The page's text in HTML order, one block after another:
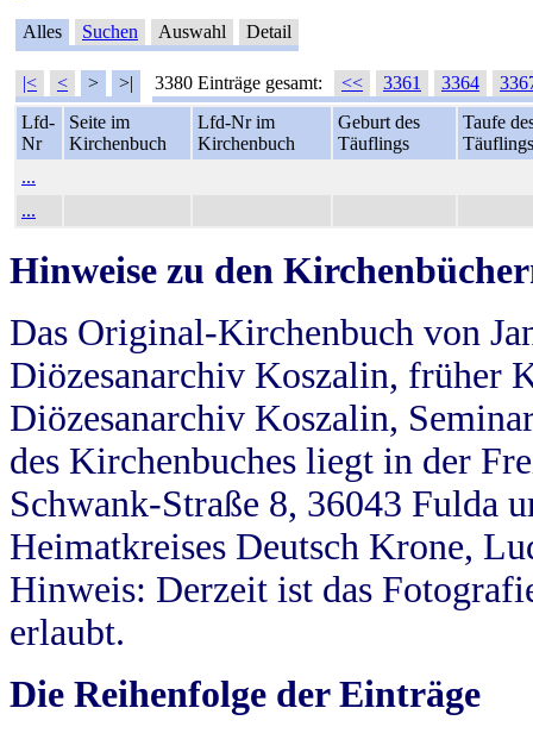
Alles Suchen Auswahl Detail
|< < > >| 3380 Einträge gesamt: << 3361 3364
Lfd-
Nr
Seite im
Kirchenbuch
Lfd-Nr im
Kirchenbuch
Geburt des
Täuflings
Taufe
Täuflings
...
...
Hinweise zu den
Das Original-Kirchenbuch von
Diözesanarchiv Koszalin, früher
Diözesanarchiv Koszalin,
des Kirchenbuches liegt in der
Schwank-Straße 8, 36043 Fulda
Heimatkreises Deutsch Krone,
Hinweis: Derzeit ist das
erlaubt.
Die Reihenfolge der Einträge